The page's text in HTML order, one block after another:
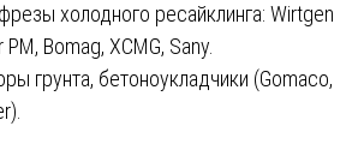
холодного ресайклинга: Wirtgen
PM, Bomag, XCMG, Sany.
грунта, бетоноукладчики (Gomaco,